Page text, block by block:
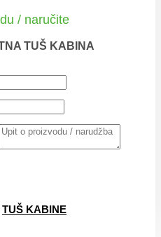
/ naručite
TUŠ KABINA
TUŠ KABINE